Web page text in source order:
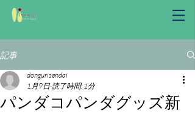
記事
パンダコパンダグッズ新
dongurisendai
1月9日 読了時間: 1分